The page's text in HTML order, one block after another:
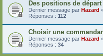
Des positions de
Dernier message par Hazard
Réponses : 112
Choisir une
Dernier message par Hazard
Réponses : 34